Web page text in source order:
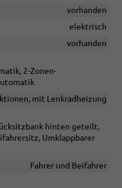
vorhanden
elektrisch
vorhanden
2-Zonen-
mit Lenkradheizung
hinten geteilt,
Umklappbarer
Fahrer und Beifahrer